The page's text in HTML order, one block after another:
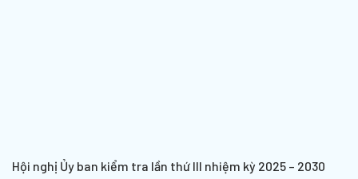
Hội nghị Ủy ban kiểm tra lần thứ III nhiệm kỳ 2025 – 2030